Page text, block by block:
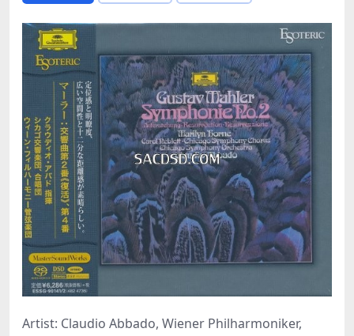
Artist: Claudio Abbado, Wiener Philharmoniker,